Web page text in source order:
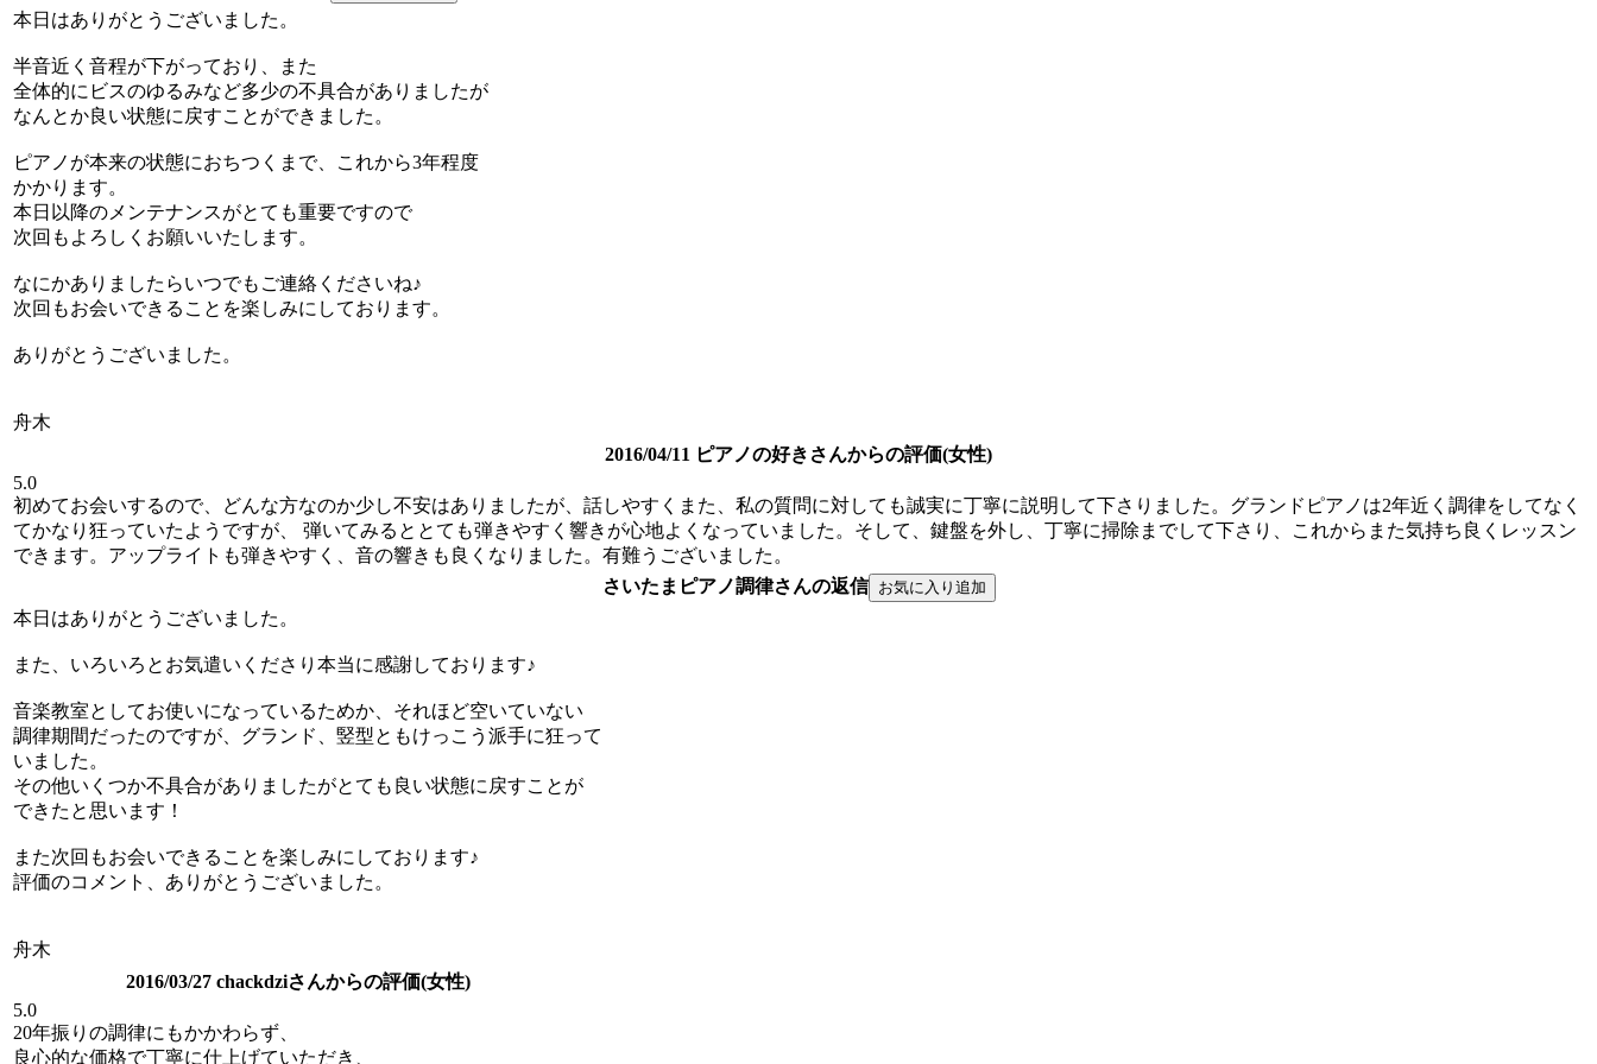
本日はありがとうございました。
半音近く音程が下がっており、また
全体的にビスのゆるみなど多少の不具合がありましたが
なんとか良い状態に戻すことができました。
ピアノが本来の状態におちつくまで、これから3年程度
かかります。
本日以降のメンテナンスがとても重要ですので
次回もよろしくお願いいたします。
なにかありましたらいつでもご連絡くださいね♪
次回もお会いできることを楽しみにしております。
ありがとうございました。
舟木
2016/04/11 ピアノの好きさんからの評価(女性)
5.0
初めてお会いするので、どんな方なのか少し不安はありましたが、話しやすくまた、私の質問に対しても誠実に丁寧に説明して下さりました。グランドピアノは2年近く調律をしてなく
てかなり狂っていたようですが、 弾いてみるととても弾きやすく響きが心地よくなっていました。そして、鍵盤を外し、丁寧に掃除までして下さり、これからまた気持ち良くレッスン
できます。アップライトも弾きやすく、音の響きも良くなりました。有難うございました。
さいたまピアノ調律さんの返信
本日はありがとうございました。
また、いろいろとお気遣いくださり本当に感謝しております♪
音楽教室としてお使いになっているためか、それほど空いていない
調律期間だったのですが、グランド、竪型ともけっこう派手に狂って
いました。
その他いくつか不具合がありましたがとても良い状態に戻すことが
できたと思います！
また次回もお会いできることを楽しみにしております♪
評価のコメント、ありがとうございました。
舟木
2016/03/27 chackdziさんからの評価(女性)
5.0
20年振りの調律にもかかわらず、
良心的な価格で丁寧に仕上げていただき、